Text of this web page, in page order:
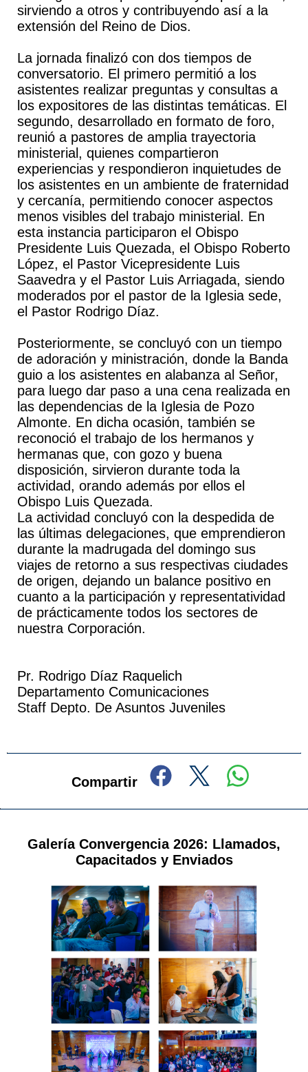
sirviendo a otros y contribuyendo así a la
extensión del Reino de Dios.
La jornada finalizó con dos tiempos de
conversatorio. El primero permitió a los
asistentes realizar preguntas y consultas a
los expositores de las distintas temáticas. El
segundo, desarrollado en formato de foro,
reunió a pastores de amplia trayectoria
ministerial, quienes compartieron
experiencias y respondieron inquietudes de
los asistentes en un ambiente de fraternidad
y cercanía, permitiendo conocer aspectos
menos visibles del trabajo ministerial. En
esta instancia participaron el Obispo
Presidente Luis Quezada, el Obispo Roberto
López, el Pastor Vicepresidente Luis
Saavedra y el Pastor Luis Arriagada, siendo
moderados por el pastor de la Iglesia sede,
el Pastor Rodrigo Díaz.
Posteriormente, se concluyó con un tiempo
de adoración y ministración, donde la Banda
guio a los asistentes en alabanza al Señor,
para luego dar paso a una cena realizada en
las dependencias de la Iglesia de Pozo
Almonte. En dicha ocasión, también se
reconoció el trabajo de los hermanos y
hermanas que, con gozo y buena
disposición, sirvieron durante toda la
actividad, orando además por ellos el
Obispo Luis Quezada.
La actividad concluyó con la despedida de
las últimas delegaciones, que emprendieron
durante la madrugada del domingo sus
viajes de retorno a sus respectivas ciudades
de origen, dejando un balance positivo en
cuanto a la participación y representatividad
de prácticamente todos los sectores de
nuestra Corporación.
Pr. Rodrigo Díaz Raquelich
Departamento Comunicaciones
Staff Depto. De Asuntos Juveniles
Compartir
Galería Convergencia 2026: Llamados,
Capacitados y Enviados